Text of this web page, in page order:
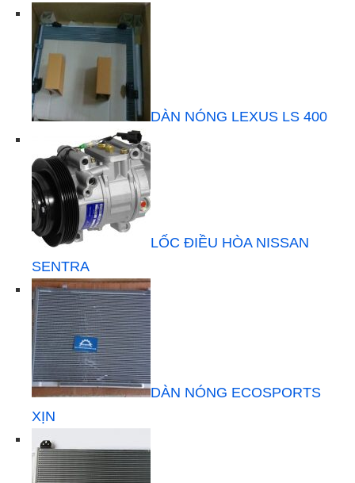
DÀN NÓNG LEXUS LS 400
LỐC ĐIỀU HÒA NISSAN
SENTRA
DÀN NÓNG ECOSPORTS
XỊN